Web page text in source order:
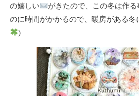
の嬉しい
がきたので、この冬は作る
のに時間がかかるので、暖房がある冬
)